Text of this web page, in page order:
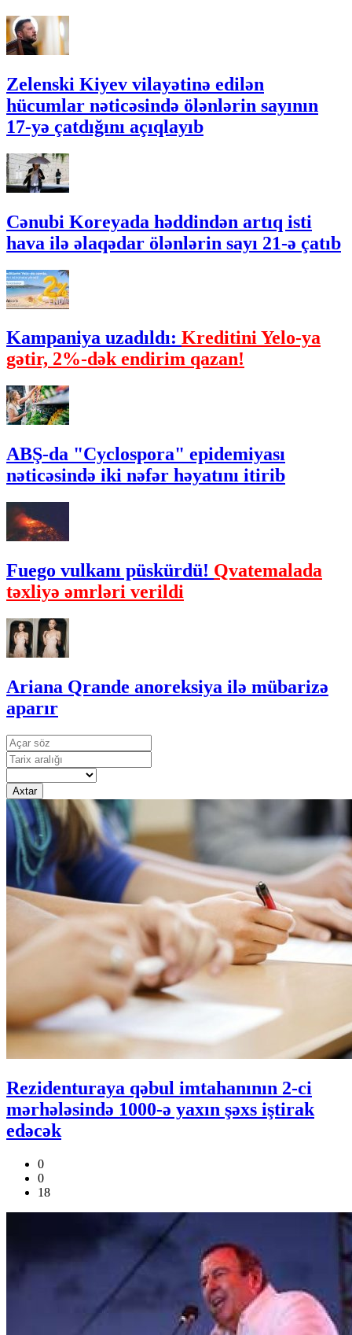
Zelenski Kiyev vilayətinə edilən
hücumlar nəticəsində ölənlərin sayının
17-yə çatdığını açıqlayıb
Cənubi Koreyada həddindən artıq isti
hava ilə əlaqədar ölənlərin sayı 21-ə çatıb
Kampaniya uzadıldı: Kreditini Yelo-ya
gətir, 2%-dək endirim qazan!
ABŞ-da "Cyclospora" epidemiyası
nəticəsində iki nəfər həyatını itirib
Fuego vulkanı püskürdü! Qvatemalada
təxliyə əmrləri verildi
Ariana Qrande anoreksiya ilə mübarizə
aparır
Axtar
Rezidenturaya qəbul imtahanının 2-ci
mərhələsində 1000-ə yaxın şəxs iştirak
edəcək
0
0
18